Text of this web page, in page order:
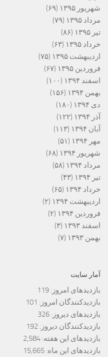
شهریور ۱۳۹۵
(۶۹)
مرداد ۱۳۹۵
(۷۹)
تیر ۱۳۹۵
(۸۶)
خرداد ۱۳۹۵
(۶۳)
اردیبهشت ۱۳۹۵
(۷۵)
فروردین ۱۳۹۵
(۶۷)
اسفند ۱۳۹۴
(۱۰۰)
بهمن ۱۳۹۴
(۱۵۶)
دی ۱۳۹۴
(۱۸۰)
آذر ۱۳۹۴
(۱۲۲)
آبان ۱۳۹۴
(۱۱۳)
مهر ۱۳۹۴
(۵۱)
شهریور ۱۳۹۴
(۶۸)
مرداد ۱۳۹۴
(۵۸)
تیر ۱۳۹۴
(۴۳)
خرداد ۱۳۹۴
(۶۵)
اردیبهشت ۱۳۹۴
(۲)
فروردین ۱۳۹۴
(۲)
اسفند ۱۳۹۳
(۳)
بهمن ۱۳۹۳
(۷)
آمار سایت
بازدیدهای امروز: 119
بازدیدکنندگان امروز: 101
بازدیدهای دیروز: 326
بازدیدکنندگان دیروز: 192
بازدیدهای این هفته: 2,584
بازدیدهای این ماه: 15,665